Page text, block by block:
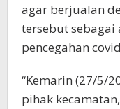
agar berjualan
tersebut sebagai
pencegahan
“Kemarin (27/5/
pihak